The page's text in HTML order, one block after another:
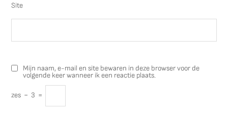
Site
Mijn naam, e-mail en site bewaren in deze browser voor de
volgende keer wanneer ik een reactie plaats.
zes − 3 =